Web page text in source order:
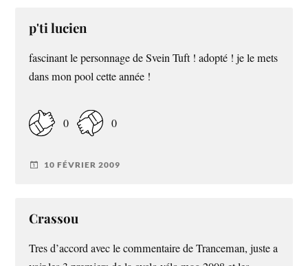
p'ti lucien
fascinant le personnage de Svein Tuft ! adopté ! je le mets
dans mon pool cette année !
0 0
10 FÉVRIER 2009
Crassou
Tres d’accord avec le commentaire de Tranceman, juste a